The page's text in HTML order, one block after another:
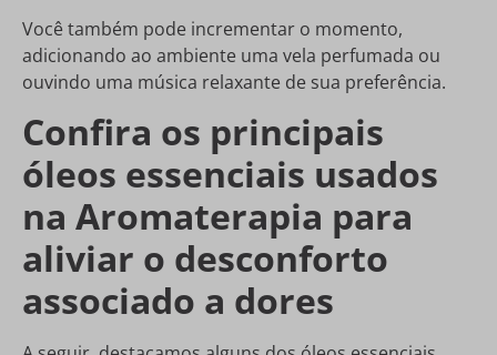
Você também pode incrementar o momento,
adicionando ao ambiente uma vela perfumada ou
ouvindo uma música relaxante de sua preferência.
Confira os principais
óleos essenciais usados
na Aromaterapia para
aliviar o desconforto
associado a dores